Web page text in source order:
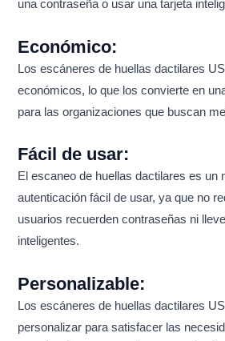
una contraseña o usar una tarjeta
Económico:
Los escáneres de huellas dactilares
económicos, lo que los convierte en
para las organizaciones que buscan
Fácil de usar:
El escaneo de huellas dactilares es un
autenticación fácil de usar, ya que no
usuarios recuerden contraseñas ni
inteligentes.
Personalizable:
Los escáneres de huellas dactilares
personalizar para satisfacer las